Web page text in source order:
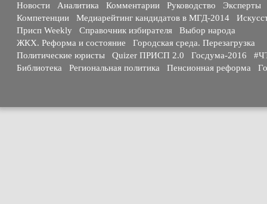
Новости Аналитика Комментарии Руководство
Эксперты
Компетенции
Медиарейтинг кандидатов в МГД-2014
Присп Weekly
Справочник избирателя
Выбор народа
ЖКХ. Реформа и состояние
Городская среда. Перезагрузка
Политические юристы
Quizer ПРИСП 2.0 Госдума-2016
Библиотека
Региональная политика Пенсионная реформа